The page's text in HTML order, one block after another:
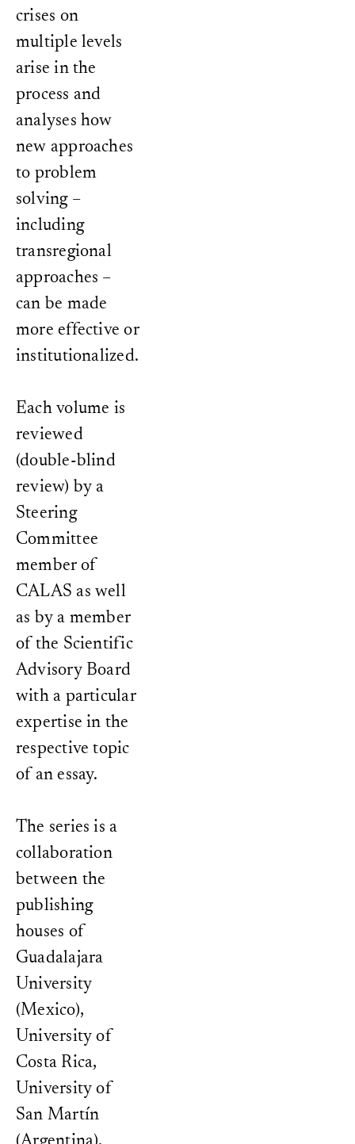
crises on
multiple levels
arise in the
process and
analyses how
new approaches
to problem
solving –
including
transregional
approaches –
can be made
more effective or
institutionalized.
Each volume is
reviewed
(double-blind
review) by a
Steering
Committee
member of
CALAS as well
as by a member
of the Scientific
Advisory Board
with a particular
expertise in the
respective topic
of an essay.
The series is a
collaboration
between the
publishing
houses of
Guadalajara
University
(Mexico),
University of
Costa Rica,
University of
San Martín